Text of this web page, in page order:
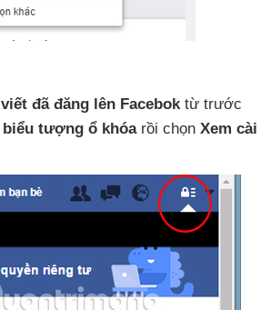
đã đăng lên Faceboktừ trước
biểu tượng ổ khóarồi chọn Xem cài